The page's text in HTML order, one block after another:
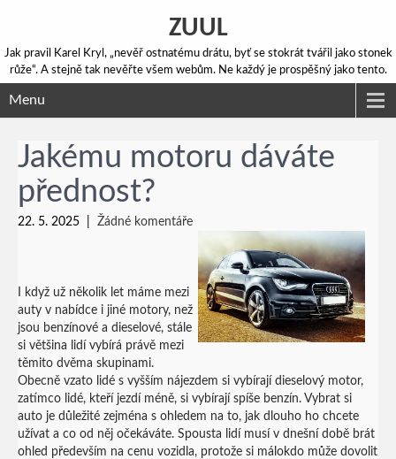
ZUUL
Jak pravil Karel Kryl, „nevěř ostnatému drátu, byť se stokrát tvářil jako stonek
růže“. A stejně tak nevěřte všem webům. Ne každý je prospěšný jako tento.
Menu
Jakému motoru dáváte
přednost?
22. 5. 2025 Žádné komentáře
I když už několik let máme mezi
auty v nabídce i jiné motory, než
jsou benzínové a dieselové, stále
si většina lidí vybírá právě mezi
těmito dvěma skupinami.
Obecně vzato lidé s vyšším nájezdem si vybírají dieselový motor,
zatímco lidé, kteří jezdí méně, si vybírají spíše benzín. Vybrat si
auto je důležité zejména s ohledem na to, jak dlouho ho chcete
užívat a co od něj očekáváte. Spousta lidí musí v dnešní době brát
ohled především na cenu vozidla, protože si málokdo může dovolit